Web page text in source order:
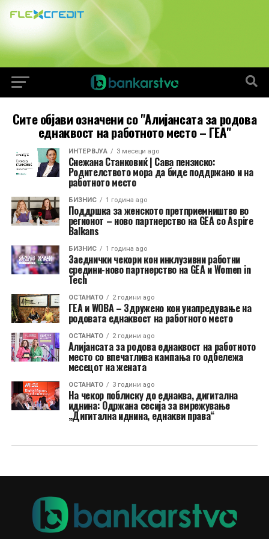
Сите објави означени со "Алијансата за родова
еднаквост на работното место – ГЕА"
ИНТЕРВЈУА 3 месеци ago
Снежана Станковиќ | Сава пензиско:
Родителството мора да биде поддржано и на
работното место
БИЗНИС 1 година ago
Поддршка за женското претприемништво во
регионот – ново партнерство на GEA со Aspire
Balkans
БИЗНИС 1 година ago
Заеднички чекори кон инклузивни работни
средини-ново партнерство на GEA и Women in
Tech
ОСТАНАТО 2 години ago
ГЕА и WOBA – Здружено кон унапредување на
родовата еднаквост на работното место
ОСТАНАТО 2 години ago
Алијансата за родова еднаквост на работното
место со впечатлива кампања го одбележа
месецот на жената
ОСТАНАТО 3 години ago
На чекор поблиску до еднаква, дигитална
иднина: Одржана сесија за вмрежување
„Дигитална иднина, еднакви права“